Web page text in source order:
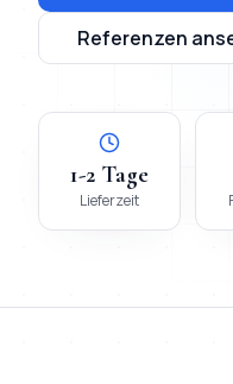
Referenzen
1-2 Tage
Lieferzeit